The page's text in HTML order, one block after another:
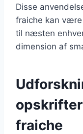
Disse
fraiche kan være
til næsten
dimension af
fraiche